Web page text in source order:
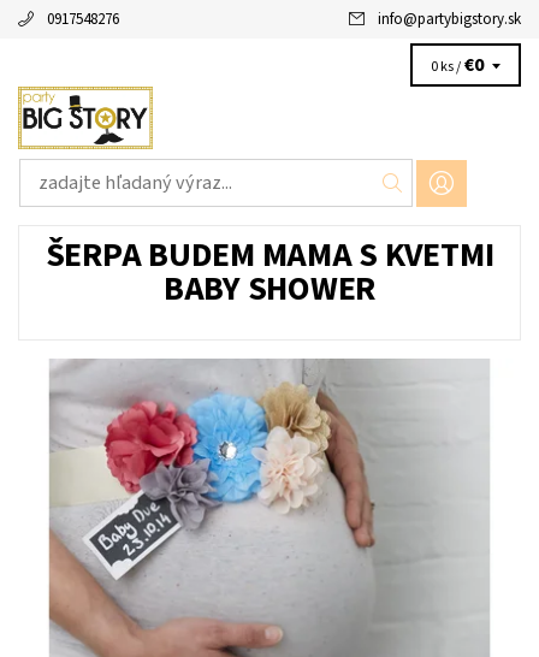
0917548276 info@partybigstory.sk
0 ks /€0
ŠERPA BUDEM MAMA S KVETMI
BABY SHOWER